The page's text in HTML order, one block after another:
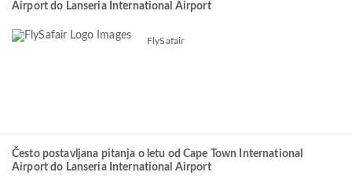
Airport do Lanseria International Airport
FlySafair
Često postavljana pitanja o letu od Cape Town International
Airport do Lanseria International Airport